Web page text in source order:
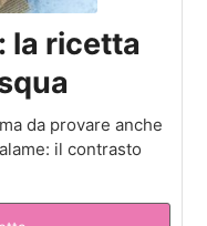
la ricetta
da provare anche
il contrasto